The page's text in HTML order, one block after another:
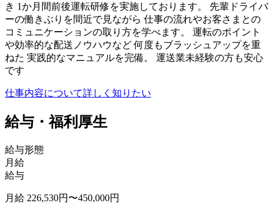
き 1か月間前後運転研修を実施しております。 先輩ドライバ
ーの働きぶりを間近で見ながら 仕事の流れやお客さまとの
コミュニケーションの取り方を学べます。 運転のポイント
や効率的な配送ノウハウなど 何度もブラッシュアップを重
ねた 実践的なマニュアルを完備。 運送業未経験の方も安心
です
仕事内容について詳しく知りたい
給与・福利厚生
給与形態
月給
給与
月給 226,530円〜450,000円